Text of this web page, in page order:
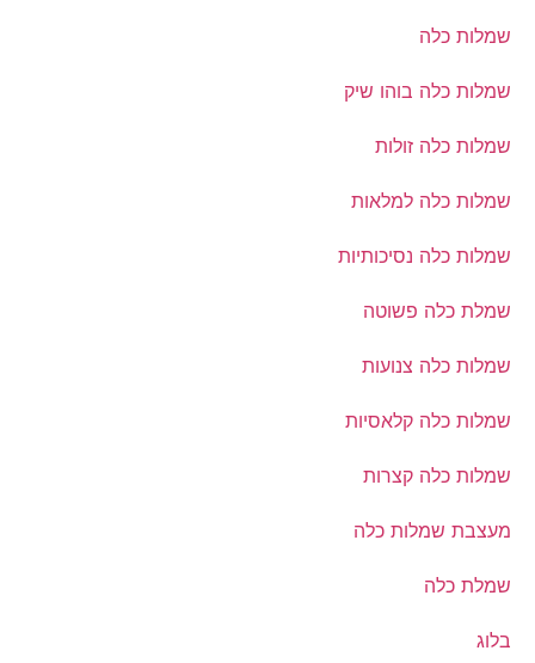
שמלות כלה בוהו שיק
שמלות כלה זולות
שמלות כלה למלאות
שמלות כלה נסיכותיות
שמלת כלה פשוטה
שמלות כלה צנועות
שמלות כלה קלאסיות
שמלות כלה קצרות
מעצבת שמלות כלה
שמלת כלה
בלוג